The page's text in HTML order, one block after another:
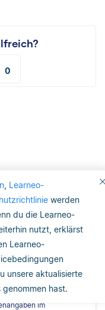
, Learneo-
werden
du die Learneo-
nutzt, erklärst
Learneo-
unsere aktualisierte
hast.
0
gefallen
im